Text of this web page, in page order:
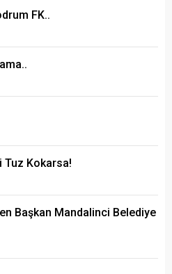
FK..
Tuz Kokarsa!
Başkan Mandalinci Belediye